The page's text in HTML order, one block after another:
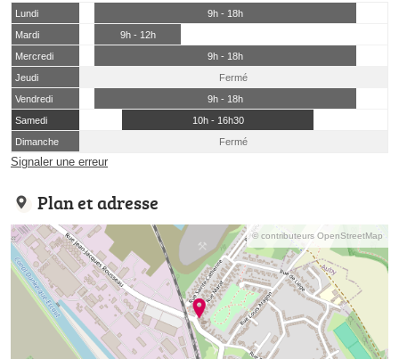
Lundi
9h - 18h
Mardi
9h - 12h
Mercredi
9h - 18h
Jeudi
Fermé
Vendredi
9h - 18h
Samedi
10h - 16h30
Dimanche
Fermé
Signaler une erreur
Plan et adresse
© contributeurs OpenStreetMap